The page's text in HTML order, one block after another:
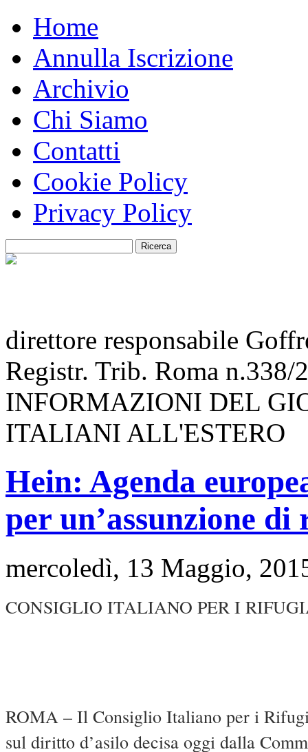
Home
Annulla Iscrizione
Archivio
Chi Siamo
Contatti
Cookie Policy
Privacy Policy
direttore responsabile
Registr. Trib. Roma n.338/
INFORMAZIONI DEL
ITALIANI ALL'ESTERO
Hein: Agenda
per un’assunzione
mercoledì, 13 Maggio,
CONSIGLIO ITALIANO PER I
ROMA – Il Consiglio Italiano per i
sul diritto d’asilo decisa oggi dalla